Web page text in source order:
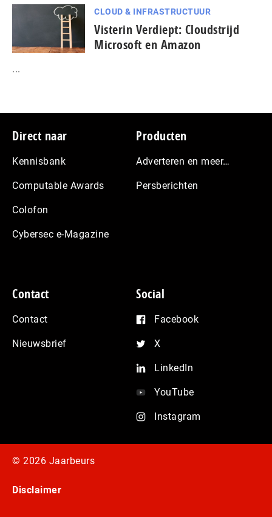
CLOUD & INFRASTRUCTUUR
Visterin Verdiept: Cloudstrijd
Microsoft en Amazon
...
Footer
Direct naar
Kennisbank
Computable Awards
Colofon
Cybersec e-Magazine
Producten
Adverteren en meer…
Persberichten
Contact
Contact
Nieuwsbrief
Social
Facebook
X
LinkedIn
YouTube
Instagram
© 2026 Jaarbeurs
Disclaimer